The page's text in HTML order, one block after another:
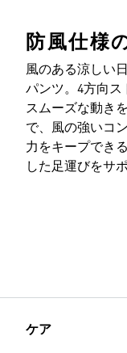
モデルのサイズ
防風仕様
風のある涼しい
パンツ。4方向ス
スムーズな動き
で、風の強いコ
力をキープでき
した足運びをサ
ケア